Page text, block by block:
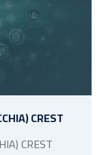
CREST
CREST